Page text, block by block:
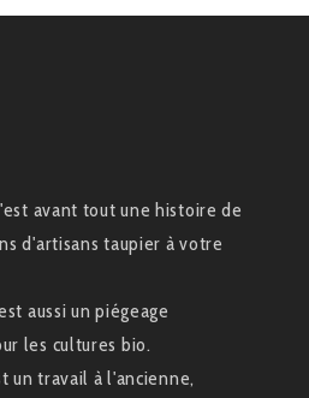
avant tout une histoire de
d'artisans taupier à votre
aussi un piégeage
les cultures bio.
un travail à l'ancienne,